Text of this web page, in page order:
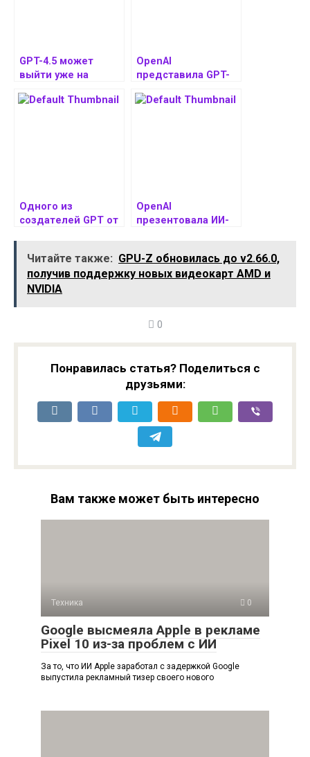
GPT-4.5 может
выйти уже на
неделе, а GPT-5 — в
OpenAI
представила GPT-
Одного из
создателей GPT от
нарушении
авторских прав
ChatGPT
OpenAI
презентовала ИИ-
в мировой сети.
Читайте также: GPU-Z обновилась до v2.66.0,
получив поддержку новых видеокарт AMD и
NVIDIA
0
Понравилась статья? Поделиться с
друзьями:
Вам также может быть интересно
Техника 0
Google высмеяла Apple в рекламе
Pixel 10 из-за проблем с ИИ
За то, что ИИ Apple заработал с задержкой Google
выпустила рекламный тизер своего нового